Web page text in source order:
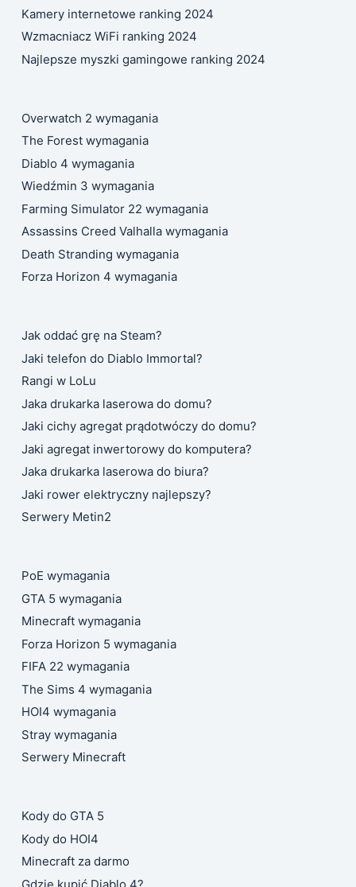
Kamery internetowe ranking 2024
Wzmacniacz WiFi ranking 2024
Najlepsze myszki gamingowe ranking 2024
Overwatch 2 wymagania
The Forest wymagania
Diablo 4 wymagania
Wiedźmin 3 wymagania
Farming Simulator 22 wymagania
Assassins Creed Valhalla wymagania
Death Stranding wymagania
Forza Horizon 4 wymagania
Jak oddać grę na Steam?
Jaki telefon do Diablo Immortal?
Rangi w LoLu
Jaka drukarka laserowa do domu?
Jaki cichy agregat prądotwóczy do domu?
Jaki agregat inwertorowy do komputera?
Jaka drukarka laserowa do biura?
Jaki rower elektryczny najlepszy?
Serwery Metin2
PoE wymagania
GTA 5 wymagania
Minecraft wymagania
Forza Horizon 5 wymagania
FIFA 22 wymagania
The Sims 4 wymagania
HOI4 wymagania
Stray wymagania
Serwery Minecraft
Kody do GTA 5
Kody do HOI4
Minecraft za darmo
Gdzie kupić Diablo 4?